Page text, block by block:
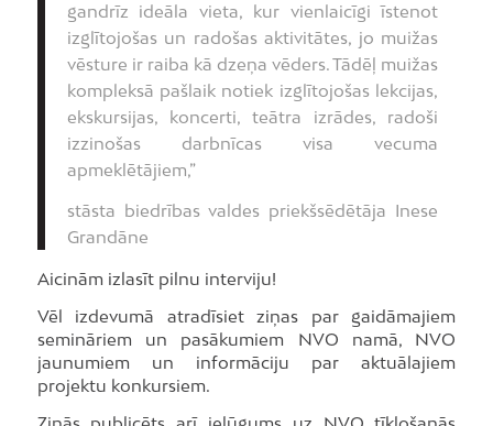
gandrīz ideāla vieta, kur vienlaicīgi īstenot
izglītojošas un radošas aktivitātes, jo muižas
vēsture ir raiba kā dzeņa vēders. Tādēļ muižas
kompleksā pašlaik notiek izglītojošas lekcijas,
ekskursijas, koncerti, teātra izrādes, radoši
izzinošas darbnīcas visa vecuma
apmeklētājiem,”
stāsta biedrības valdes priekšsēdētāja Inese
Grandāne
Aicinām izlasīt pilnu interviju!
Vēl izdevumā atradīsiet ziņas par gaidāmajiem
semināriem un pasākumiem NVO namā, NVO
jaunumiem un informāciju par aktuālajiem
projektu konkursiem.